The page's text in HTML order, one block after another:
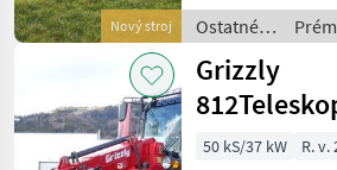
Nový stroj
bei Garten- oder
Landschaftsarbeit
Ostatné
silové
stroje /
Grizzly
Grizzly
Lader 4x4 2
50 kS/37 kW R. v.